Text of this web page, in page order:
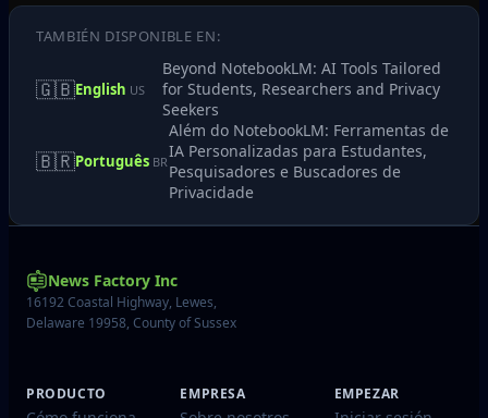
TAMBIÉN DISPONIBLE EN:
🇬🇧English US
Beyond NotebookLM: AI Tools Tailored
for Students, Researchers and Privacy
Seekers
🇧🇷Português BR
Além do NotebookLM: Ferramentas de
IA Personalizadas para Estudantes,
Pesquisadores e Buscadores de
Privacidade
News Factory Inc
16192 Coastal Highway, Lewes,
Delaware 19958, County of Sussex
PRODUCTO EMPRESA EMPEZAR